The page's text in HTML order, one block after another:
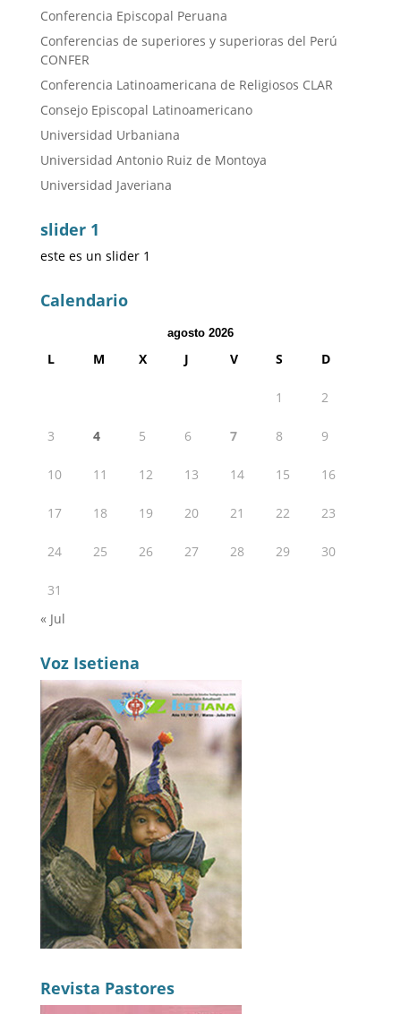
Conferencia Episcopal Peruana
Conferencias de superiores y superioras del Perú
CONFER
Conferencia Latinoamericana de Religiosos CLAR
Consejo Episcopal Latinoamericano
Universidad Urbaniana
Universidad Antonio Ruiz de Montoya
Universidad Javeriana
slider 1
este es un slider 1
Calendario
agosto 2026
L M X J V S D
1 2
3 4 5 6 7 8 9
10 11 12 13 14 15 16
17 18 19 20 21 22 23
24 25 26 27 28 29 30
31
« Jul
Voz Isetiena
Revista Pastores